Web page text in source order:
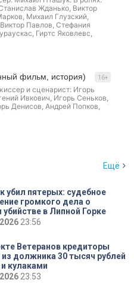
Жданько, Виктор
Михаил Глузский,
Павлов, Стефания
Гиртс Яковлевс,
Анжелика Пташук,
фильм, история) 16+
и сценарист: Игорь
Ивкович, Игорь Сеньков,
Денисов, Андрей Попков,
Ещё
убил пятерых: судебное
громкого дела о
в Липной Горке
23:56
Ветеранов кредиторы
должника 30 тысяч рублей
кулаками
23:53